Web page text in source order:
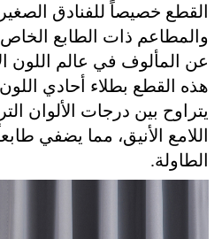
القطع خصيصاً للفنادق
والمطاعم ذات الطابع
عن المألوف في عالم اللون
هذه القطع بطلاء أحادي
يتراوح بين درجات الألوان
اللامع الأنيق، مما يضفي
الطاولة.